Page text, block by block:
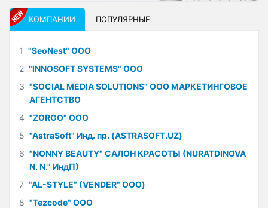
КОМПАНИИ ПОПУЛЯРНЫЕ
1 "SeoNest" ООО
2 "INNOSOFT SYSTEMS" ООО
3 "SOCIAL MEDIA SOLUTIONS" ООО МАРКЕТИНГОВОЕ
АГЕНТСТВО
4 "ZORGO" ООО
5 "AstraSoft" Инд. пр. (ASTRASOFT.UZ)
6 "NONNY BEAUTY" САЛОН КРАСОТЫ (NURATDINOVA
N. N." ИндП)
7 "AL-STYLE" (VENDER" ООО)
8 "Tezcode" ООО